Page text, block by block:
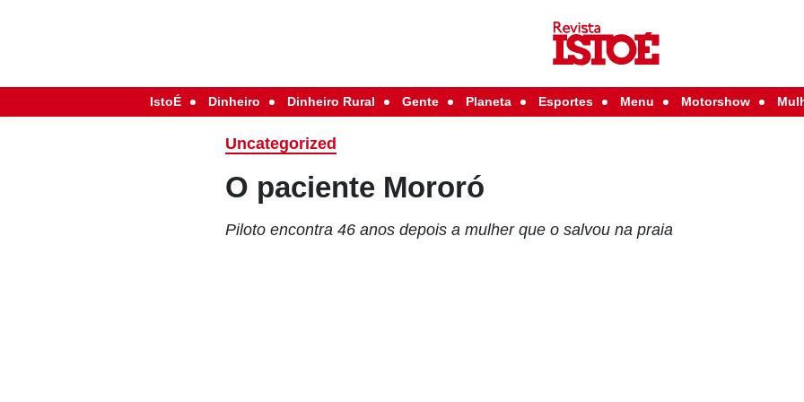
IstoÉ Dinheiro Dinheiro Rural Gente Planeta Esportes Menu Motorshow
Uncategorized
O paciente Mororó
Piloto encontra 46 anos depois a mulher que o salvou na praia